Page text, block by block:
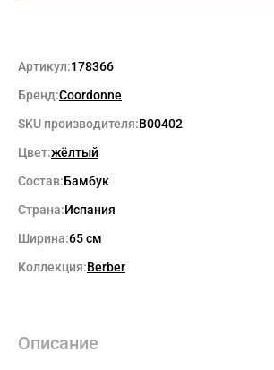
Артикул:178366
Бренд:Coordonne
SKU производителя:B00402
Цвет:жёлтый
Состав:Бамбук
Страна:Испания
Ширина:65 см
Коллекция:Berber
Описание